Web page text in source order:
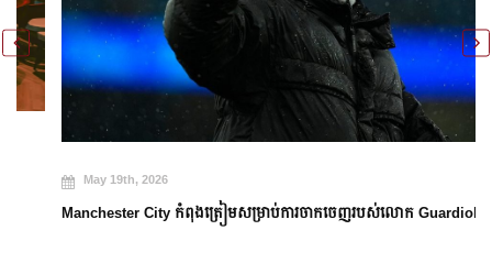
May 19th, 2026
Manchester City កំពុងត្រៀមសម្រាប់ការចាកចេញរបស់លោក Guardiola